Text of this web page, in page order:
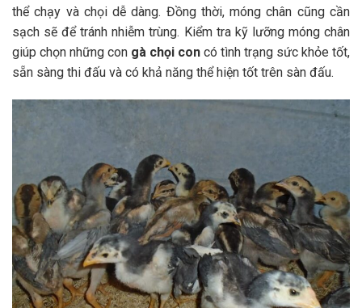
thể chạy và chọi dễ dàng. Đồng thời, móng chân cũng cần
sạch sẽ để tránh nhiễm trùng. Kiểm tra kỹ lưỡng móng chân
giúp chọn những con gà chọi con có tình trạng sức khỏe tốt,
sẵn sàng thi đấu và có khả năng thể hiện tốt trên sàn đấu.